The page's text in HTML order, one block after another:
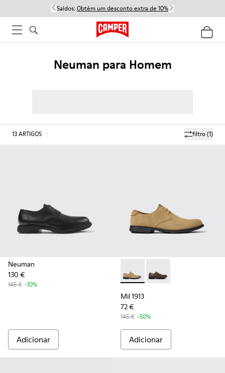
Saldos: Obtém um desconto extra de 10%
Neuman para Homem
filtro(1)
13ARTIGOS
Neuman
130 €
145 € -10%
Adicionar
Mil 1913 - 18552-088 -
Mil 1913 - 18552-075
Mil 1913
72 €
145 € -50%
Adicionar